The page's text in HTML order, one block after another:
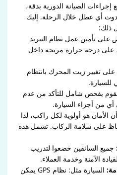
إجراءات الصيانة الدورية بدقة،
أي عطل خلال الرحلة. إليك
ذلك:
على تأمين عمل نظام التبريد
على درجة حرارة مريحة داخل
تغيير زيت المحرك بانتظام
للسيارة.
بفحص شامل للتأكد من عدم
من أجزاء السيارة.
الأمان هو أولوية لكل راكب، لذا
على سلامة الركاب. تشمل هذه
جميع السائقين خضعوا لتدريب
الآمنة وخدمة العملاء.
السيارة مثل: نظام GPS يمكن